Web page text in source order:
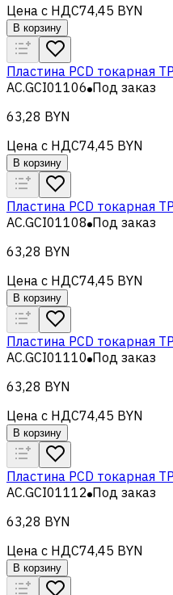
Цена с НДС74,45 BYN
В корзину
Пластина PCD токарная
AC.GCI01106 Под заказ
63,28 BYN
Цена с НДС74,45 BYN
В корзину
Пластина PCD токарная
AC.GCI01108 Под заказ
63,28 BYN
Цена с НДС74,45 BYN
В корзину
Пластина PCD токарная
AC.GCI01110 Под заказ
63,28 BYN
Цена с НДС74,45 BYN
В корзину
Пластина PCD токарная
AC.GCI01112 Под заказ
63,28 BYN
Цена с НДС74,45 BYN
В корзину